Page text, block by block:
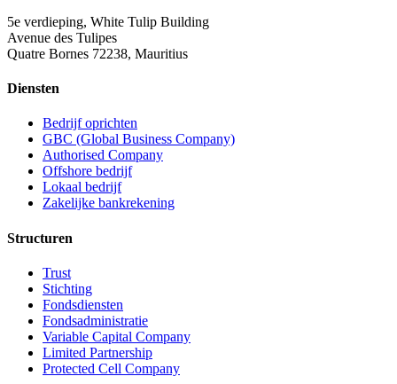
5e verdieping, White Tulip Building
Avenue des Tulipes
Quatre Bornes 72238, Mauritius
Diensten
Bedrijf oprichten
GBC (Global Business Company)
Authorised Company
Offshore bedrijf
Lokaal bedrijf
Zakelijke bankrekening
Structuren
Trust
Stichting
Fondsdiensten
Fondsadministratie
Variable Capital Company
Limited Partnership
Protected Cell Company